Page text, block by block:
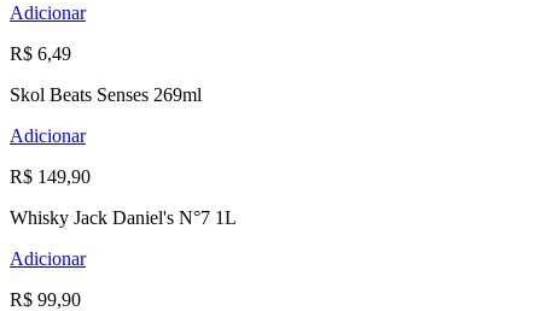
Adicionar
R$ 6,49
Skol Beats Senses 269ml
Adicionar
R$ 149,90
Whisky Jack Daniel's N°7 1L
Adicionar
R$ 99,90